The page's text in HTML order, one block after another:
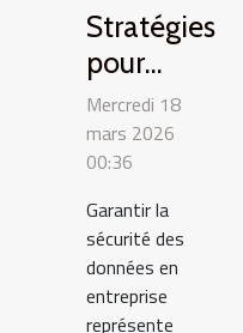
Stratégies
pour
optimiser
la sécurité
des
données
en
entreprise
Mercredi 18
mars 2026
00:36
Garantir la
sécurité des
données en
entreprise
représente